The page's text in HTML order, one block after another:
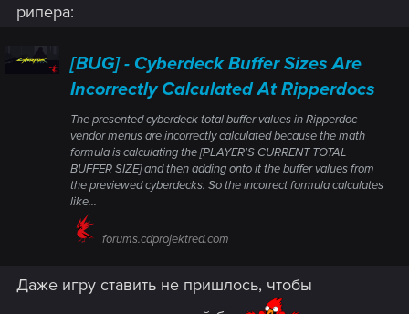
рипера:
[BUG] - Cyberdeck Buffer Sizes Are
Incorrectly Calculated At Ripperdocs
The presented cyberdeck total buffer values in Ripperdoc
vendor menus are incorrectly calculated because the math
formula is calculating the [PLAYER'S CURRENT TOTAL
BUFFER SIZE] and then adding onto it the buffer values from
the previewed cyberdecks. So the incorrect formula calculates
like...
forums.cdprojektred.com
Даже игру ставить не пришлось, чтобы